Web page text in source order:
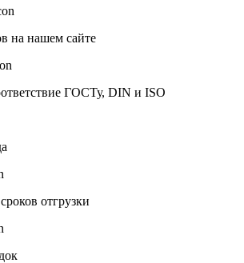
на нашем сайте
ГОСТу, DIN и ISO
отгрузки